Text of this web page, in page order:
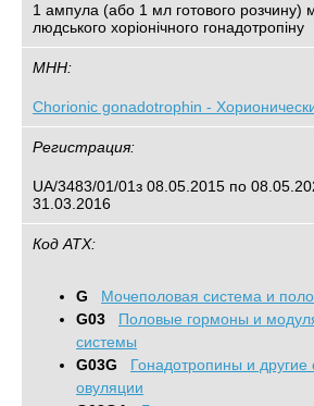
1 ампула (або 1 мл готового розчину)
людського хоріонічного гонадотропіну
МНН:
Chorionic gonadotrophin -
Регистрация:
UA/3483/01/01з 08.05.2015 по
31.03.2016
Код АТХ:
G
Mочеполовая система и
G03
Половые гормоны и
системы
G03G
Гонадотропины и другие
овуляции